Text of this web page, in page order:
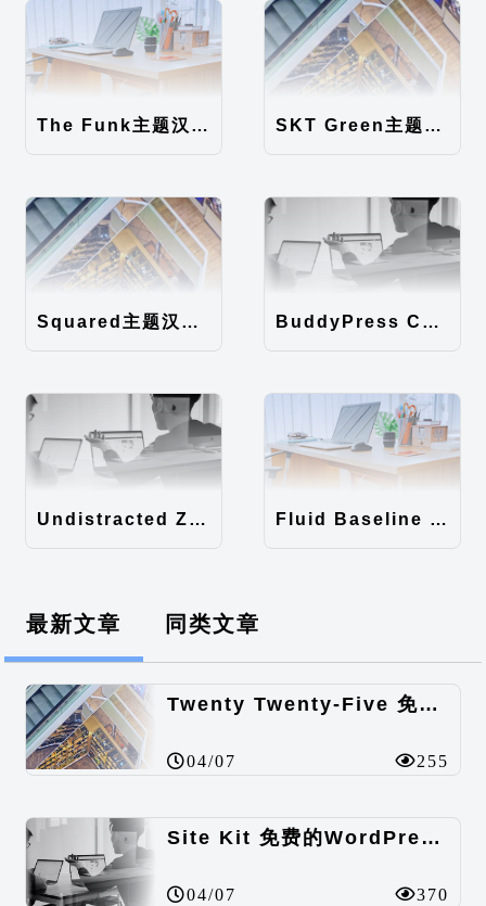
The Funk主题汉化包 SKT Green主题汉化包
Squared主题汉化包 BuddyPress Colours主题汉化包
Undistracted Zen主题汉化包 Fluid Baseline Grid主题汉化包
最新文章 同类文章
Twenty Twenty-Five 免费的WordPress内容主题
04/07 255
Site Kit 免费的WordPress数据统计插件
04/07 370